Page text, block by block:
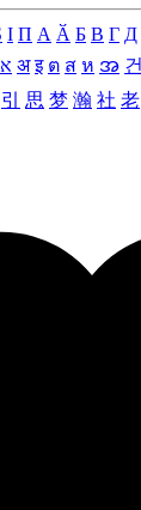
Ι Π А Ӑ Б В Г Д
א अ इ ต ส ห အ 건
引 思 梦 瀚 社 老